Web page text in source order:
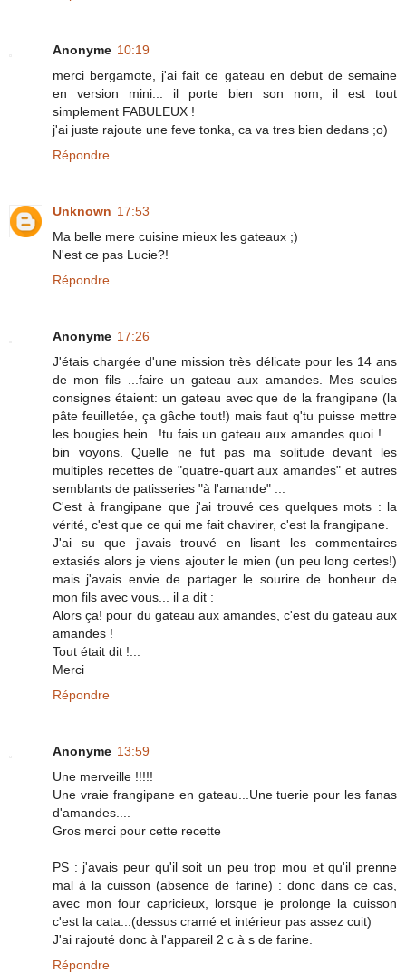
Anonyme 10:19
merci bergamote, j'ai fait ce gateau en debut de semaine
en version mini... il porte bien son nom, il est tout
simplement FABULEUX !
j'ai juste rajoute une feve tonka, ca va tres bien dedans ;o)
Répondre
Unknown 17:53
Ma belle mere cuisine mieux les gateaux ;)
N'est ce pas Lucie?!
Répondre
Anonyme 17:26
J'étais chargée d'une mission très délicate pour les 14 ans
de mon fils ...faire un gateau aux amandes. Mes seules
consignes étaient: un gateau avec que de la frangipane (la
pâte feuilletée, ça gâche tout!) mais faut q'tu puisse mettre
les bougies hein...!tu fais un gateau aux amandes quoi ! ...
bin voyons. Quelle ne fut pas ma solitude devant les
multiples recettes de "quatre-quart aux amandes" et autres
semblants de patisseries "à l'amande" ...
C'est à frangipane que j'ai trouvé ces quelques mots : la
vérité, c'est que ce qui me fait chavirer, c'est la frangipane.
J'ai su que j'avais trouvé en lisant les commentaires
extasiés alors je viens ajouter le mien (un peu long certes!)
mais j'avais envie de partager le sourire de bonheur de
mon fils avec vous... il a dit :
Alors ça! pour du gateau aux amandes, c'est du gateau aux
amandes !
Tout était dit !...
Merci
Répondre
Anonyme 13:59
Une merveille !!!!!
Une vraie frangipane en gateau...Une tuerie pour les fanas
d'amandes....
Gros merci pour cette recette
PS : j'avais peur qu'il soit un peu trop mou et qu'il prenne
mal à la cuisson (absence de farine) : donc dans ce cas,
avec mon four capricieux, lorsque je prolonge la cuisson
c'est la cata...(dessus cramé et intérieur pas assez cuit)
J'ai rajouté donc à l'appareil 2 c à s de farine.
Répondre